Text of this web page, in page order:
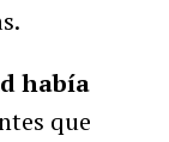
había
que